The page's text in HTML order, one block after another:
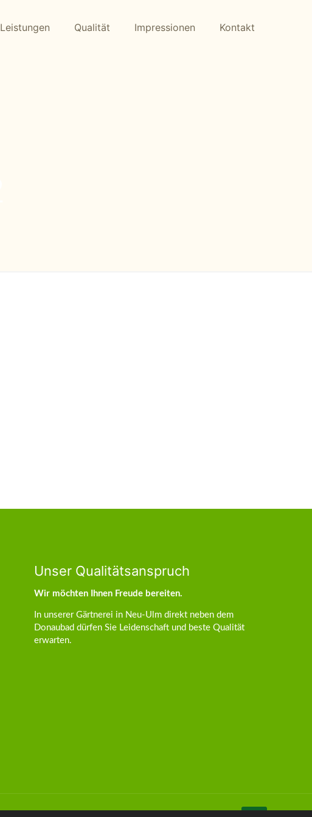
Leistungen Qualität Impressionen Kontakt
Unser Qualitätsanspruch
Wir möchten Ihnen Freude bereiten.
In unserer Gärtnerei in Neu-Ulm direkt neben dem
Donaubad dürfen Sie Leidenschaft und beste Qualität
erwarten.